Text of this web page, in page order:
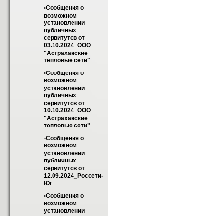
◦Cообщения о
возможном
установлении
публичных
сервитутов от
03.10.2024_ООО
"Астраханские
тепловые сети"
◦Cообщения о
возможном
установлении
публичных
сервитутов от
10.10.2024_ООО
"Астраханские
тепловые сети"
◦Cообщения о
возможном
установлении
публичных
сервитутов от
12.09.2024_Россети-
Юг
◦Cообщения о
возможном
установлении